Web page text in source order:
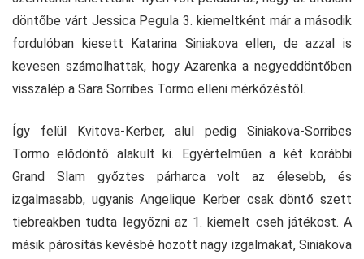
döntőbe várt Jessica Pegula 3. kiemeltként már a második
fordulóban kiesett Katarina Siniakova ellen, de azzal is
kevesen számolhattak, hogy Azarenka a negyeddöntőben
visszalép a Sara Sorribes Tormo elleni mérkőzéstől.
Így felül Kvitova-Kerber, alul pedig Siniakova-Sorribes
Tormo elődöntő alakult ki. Egyértelműen a két korábbi
Grand Slam győztes párharca volt az élesebb, és
izgalmasabb, ugyanis Angelique Kerber csak döntő szett
tiebreakben tudta legyőzni az 1. kiemelt cseh játékost. A
másik párosítás kevésbé hozott nagy izgalmakat, Siniakova